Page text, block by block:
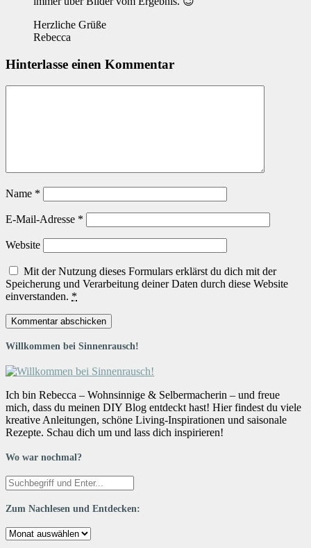
Herzliche Grüße
Rebecca
Hinterlasse einen Kommentar
Name *
E-Mail-Adresse *
Website
Mit der Nutzung dieses Formulars erklärst du dich mit der
Speicherung und Verarbeitung deiner Daten durch diese Website
einverstanden. *
Willkommen bei Sinnenrausch!
Ich bin Rebecca – Wohnsinnige & Selbermacherin – und freue
mich, dass du meinen DIY Blog entdeckt hast! Hier findest du viele
kreative Anleitungen, schöne Living-Inspirationen und saisonale
Rezepte. Schau dich um und lass dich inspirieren!
Wo war nochmal?
Zum Nachlesen und Entdecken:
Zum